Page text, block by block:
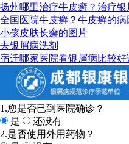
扬州哪里治疗牛皮癣？治疗
全国医院牛皮癣？牛皮癣的病
小孩皮肤长癣的图片
去银屑病洗剂
宿迁哪家医院看银屑病比较好
1.您是否已到医院确诊？
是
还没有
2.是否使用外用药物？